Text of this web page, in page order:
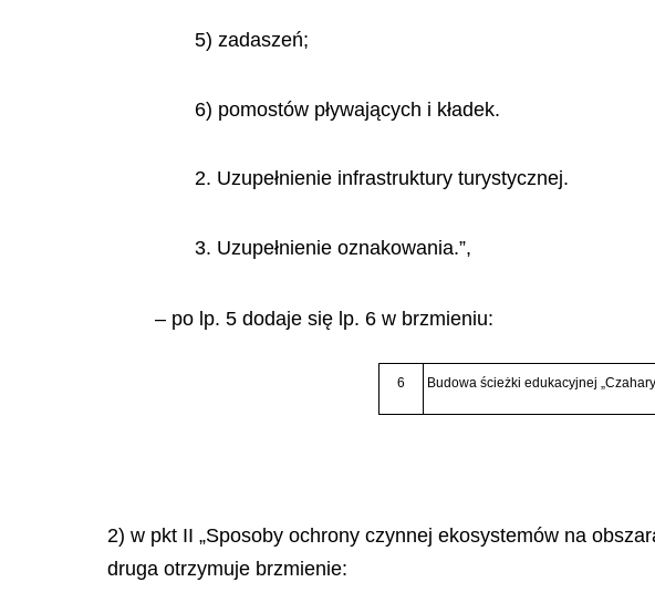
5) zadaszeń;
6) pomostów pływających i kładek.
2. Uzupełnienie infrastruktury turystycznej.
3. Uzupełnienie oznakowania.”,
– po lp. 5 dodaje się lp. 6 w brzmieniu:
6 Budowa ścieżki edukacyjnej
2) w pkt II „Sposoby ochrony czynnej ekosystemów na
druga otrzymuje brzmienie: